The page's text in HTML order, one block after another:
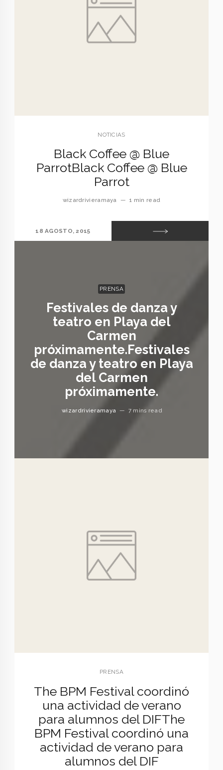
NOTICIAS
Black Coffee @ Blue
ParrotBlack Coffee @ Blue
Parrot
wizardrivieramaya — 1 min read
18 AGOSTO, 2015
PRENSA
Festivales de danza y
teatro en Playa del
Carmen
próximamente.Festivales
de danza y teatro en Playa
del Carmen
próximamente.
wizardrivieramaya — 7 mins read
PRENSA
The BPM Festival coordinó
una actividad de verano
para alumnos del DIFThe
BPM Festival coordinó una
actividad de verano para
alumnos del DIF